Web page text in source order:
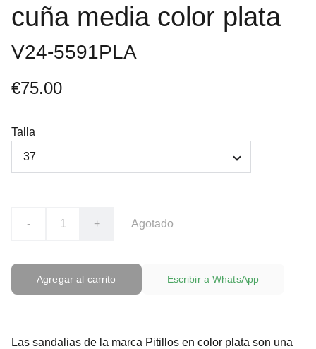
cuña media color plata
V24-5591PLA
€75.00
Talla
- + Agotado
Agregar al carrito Escribir a WhatsApp
Las sandalias de la marca Pitillos en color plata son una